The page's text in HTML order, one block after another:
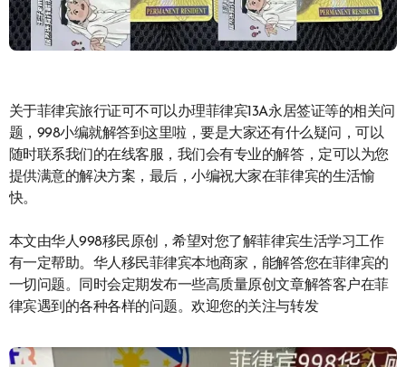
关于菲律宾旅行证可不可以办理菲律宾13A永居签证等的相关问
题，998小编就解答到这里啦，要是大家还有什么疑问，可以
随时联系我们的在线客服，我们会有专业的解答，定可以为您
提供满意的解决方案，最后，小编祝大家在菲律宾的生活愉
快。
本文由华人998移民原创，希望对您了解菲律宾生活学习工作
有一定帮助。华人移民菲律宾本地商家，能解答您在菲律宾的
一切问题。同时会定期发布一些高质量原创文章解答客户在菲
律宾遇到的各种各样的问题。欢迎您的关注与转发